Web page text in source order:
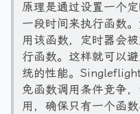
原理是通过设置一个
一段时间来执行函数
用该函数，定时器会
行函数。这样就可以
统的性能。
免函数调用条件竞争
用，确保只有一个函